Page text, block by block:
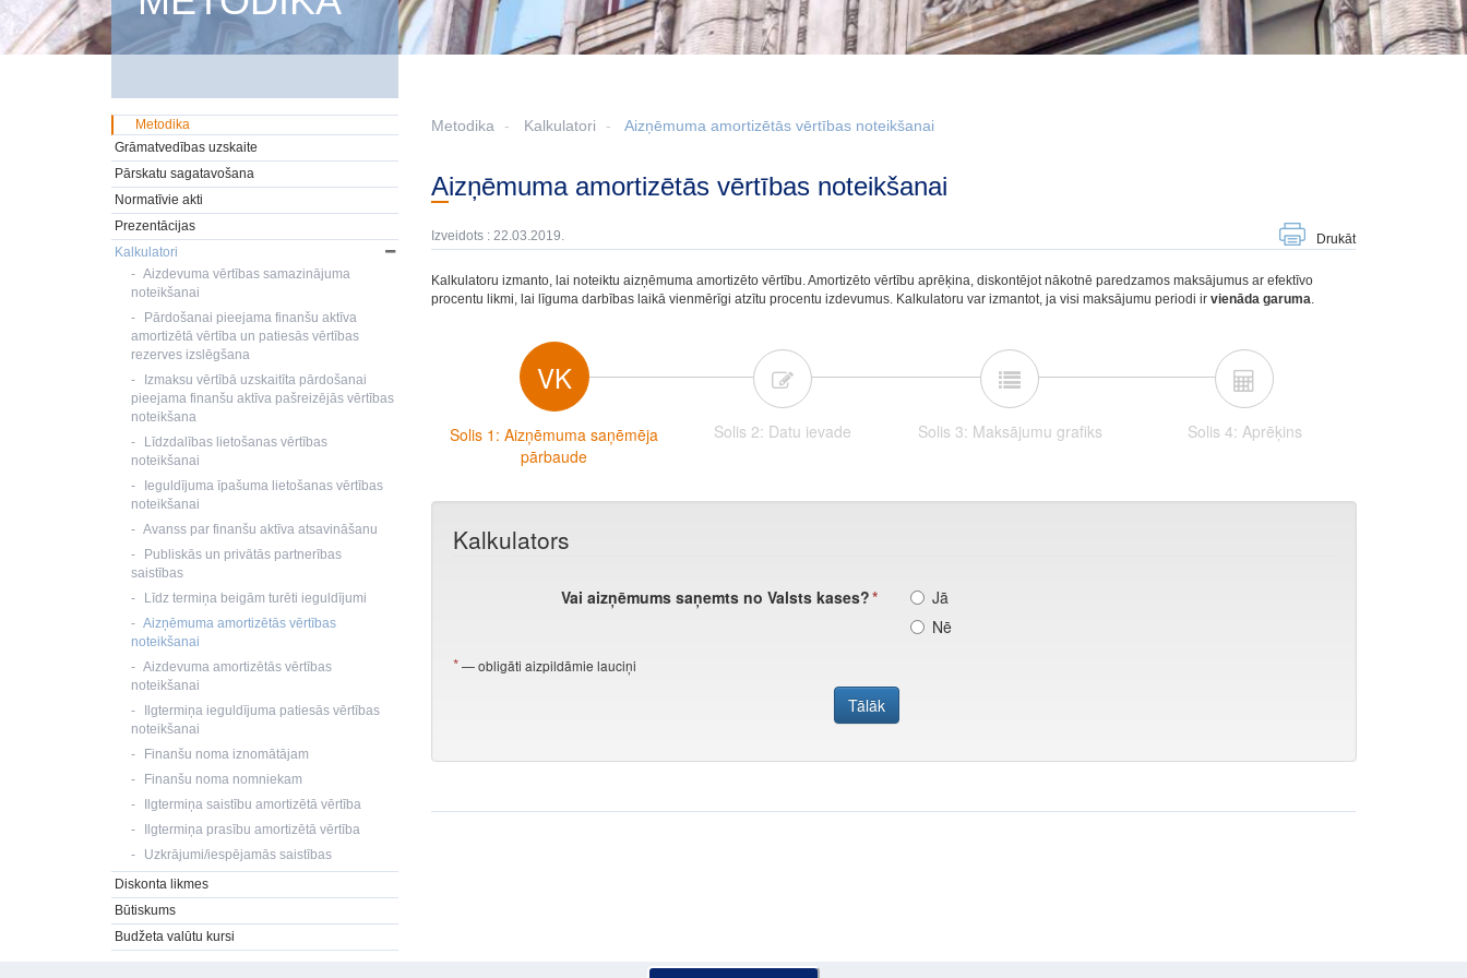
Metodika Kalkulatori Aizņēmuma amortizētās vērtības noteikšanai
Aizņēmuma amortizētās vērtības noteikšanai
Izveidots : 22.03.2019. Drukāt
Kalkulatoru izmanto, lai noteiktu aizņēmuma amortizēto vērtību. Amortizēto vērtību aprēķina, diskontējot nākotnē paredzamos maksājumus ar efektīvo
procentu likmi, lai līguma darbības laikā vienmērīgi atzītu procentu izdevumus. Kalkulatoru var izmantot, ja visi maksājumu periodi ir vienāda garuma.
Metodika
Grāmatvedības uzskaite
Pārskatu sagatavošana
Normatīvie akti
Prezentācijas
Kalkulatori
Aizdevuma vērtības samazinājuma
noteikšanai
Pārdošanai pieejama finanšu aktīva
amortizētā vērtība un patiesās vērtības
rezerves izslēgšana
Izmaksu vērtībā uzskaitīta pārdošanai
pieejama finanšu aktīva pašreizējās vērtības
noteikšana
Līdzdalības lietošanas vērtības
noteikšanai
Ieguldījuma īpašuma lietošanas vērtības
noteikšanai
Avanss par finanšu aktīva atsavināšanu
Publiskās un privātās partnerības
saistības
Līdz termiņa beigām turēti ieguldījumi
Aizņēmuma amortizētās vērtības
noteikšanai
Aizdevuma amortizētās vērtības
noteikšanai
Ilgtermiņa ieguldījuma patiesās vērtības
noteikšanai
Finanšu noma iznomātājam
Finanšu noma nomniekam
Ilgtermiņa saistību amortizētā vērtība
Ilgtermiņa prasību amortizētā vērtība
Uzkrājumi/iespējamās saistības
Diskonta likmes
Būtiskums
Budžeta valūtu kursi